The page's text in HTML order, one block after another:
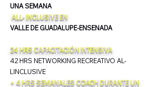
UNA SEMANA
ALL- INCLUSIVE EN
VALLE DE GUADALUPE-ENSENADA
24 HRS CAPACITACIÓN INTENSIVA
42 HRS NETWORKING RECREATIVO AL-
LINCLUSIVE
+ 4 HRS SEMANALES COACH DURANTE UN